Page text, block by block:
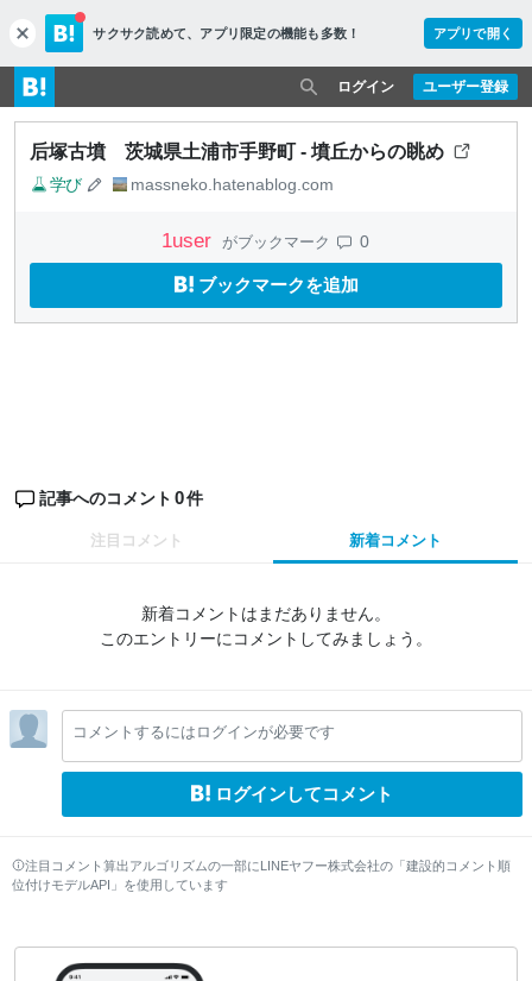
c
l
o
s
e
サクサク読めて、 アプリ限定の機能も多数！ アプリで開く
ユーザー登録
ログイン
后塚古墳 茨城県土浦市手野町 - 墳丘からの眺め
学び massneko.hatenablog.com
1user がブックマーク 0
ブックマークを追加
記事へのコメント 0件
注目コメント 新着コメント
新着コメントはまだありません。
このエントリーにコメントしてみましょう。
コメントするにはログインが必要です
ログインしてコメント
注目コメント算出アルゴリズムの一部にLINEヤフー株式会社の「建設的コメント順
位付けモデルAPI」を使用しています